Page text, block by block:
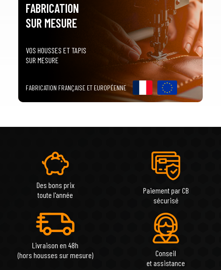
FABRICATION
SUR MESURE
VOS HOUSSES ET TAPIS
SUR MESURE
FABRICATION FRANÇAISE ET EUROPÉENNE
Des bons prix
toute l'année
Paiement par CB
sécurisé
Livraison en 48h
(hors housses sur mesure)
Conseil
et assistance